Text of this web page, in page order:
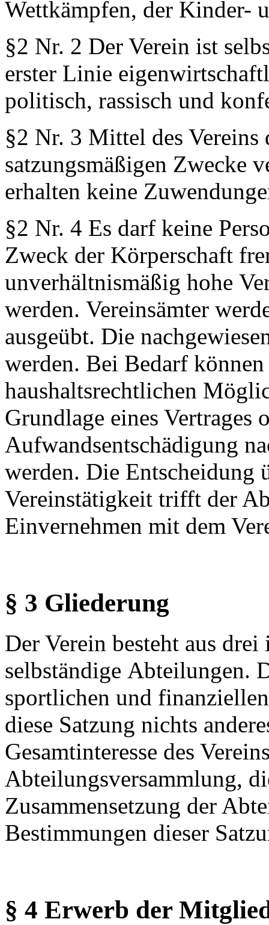
Wettkämpfen, der Kinder-
§2 Nr. 2 Der Verein ist
erster Linie
politisch, rassisch und
§2 Nr. 3 Mittel des
satzungsmäßigen Zwecke
erhalten keine
§2 Nr. 4 Es darf keine
Zweck der Körperschaft
unverhältnismäßig hohe
werden. Vereinsämter
ausgeübt. Die
werden. Bei Bedarf
haushaltsrechtlichen
Grundlage eines Vertrages
Aufwandsentschädigung
werden. Die Entscheidung
Vereinstätigkeit trifft der
Einvernehmen mit dem
§ 3 Gliederung
Der Verein besteht aus
selbständige Abteilungen.
sportlichen und
diese Satzung nichts
Gesamtinteresse des
Abteilungsversammlung,
Zusammensetzung der
Bestimmungen dieser
§ 4 Erwerb der